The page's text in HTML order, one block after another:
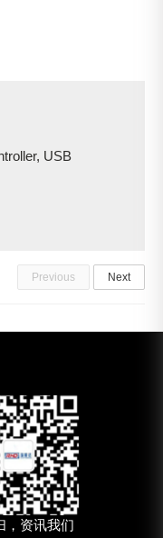
USB
Previous Next
，资讯我们